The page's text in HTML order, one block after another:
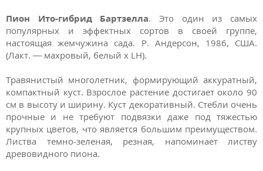
Пион Ито-гибрид Бартзелла. Это один из самых
популярных и эффектных сортов в своей группе,
настоящая жемчужина сада. Р. Андерсон, 1986, США.
(Лакт. — махровый, белый х LH).
Травянистый многолетник, формирующий аккуратный,
компактный куст. Взрослое растение достигает около 90
см в высоту и ширину. Куст декоративный. Стебли очень
прочные и не требуют подвязки даже под тяжестью
крупных цветов, что является большим преимуществом.
Листва темно-зеленая, резная, напоминает листву
древовидного пиона.